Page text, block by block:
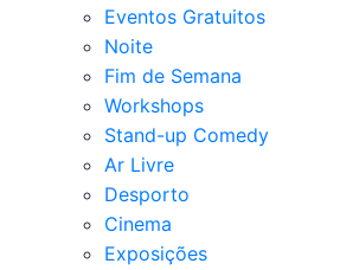
Eventos Gratuitos
Noite
Fim de Semana
Workshops
Stand-up Comedy
Ar Livre
Desporto
Cinema
Exposições